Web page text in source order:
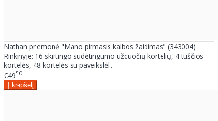
Nathan priemonė "Mano pirmasis kalbos žaidimas" (343004)
Rinkinyje: 16 skirtingo sudėtingumo užduočių kortelių, 4 tuščios
kortelės, 48 kortelės su paveikslėl..
€4950